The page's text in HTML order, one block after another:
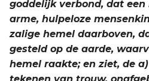
goddelijk verbond, dat
arme, hulpeloze
zalige hemel daarboven,
gesteld op de aarde,
hemel raakte; en ziet, de